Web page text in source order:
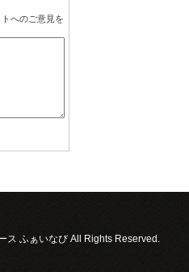
へのご意見を
ス ふぁいなび All Rights Reserved.